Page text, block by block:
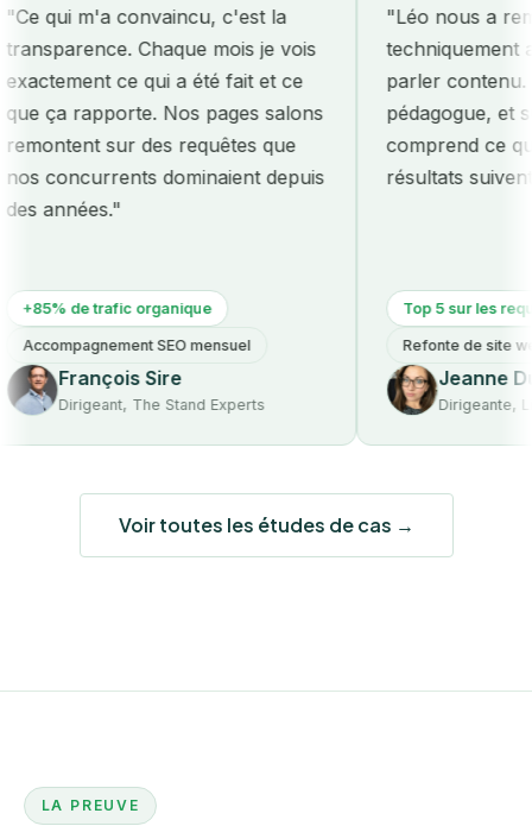
m'a convaincu, c'est la
Chaque mois je vois
ce qui a été fait et ce
rapporte. Nos pages salons
sur des requêtes que
dominaient depuis
de trafic organique
SEO mensuel
François Sire
Dirigeant, The Stand Experts
"Léo nous a remis le
techniquement avant
parler contenu.
pédagogue, et
comprend ce qu'on
résultats suivent."
Top 5 sur les requêtes
Refonte de site web
Jeanne Dumont
Dirigeante, Lime &
Voir toutes les études de cas →
LA PREUVE